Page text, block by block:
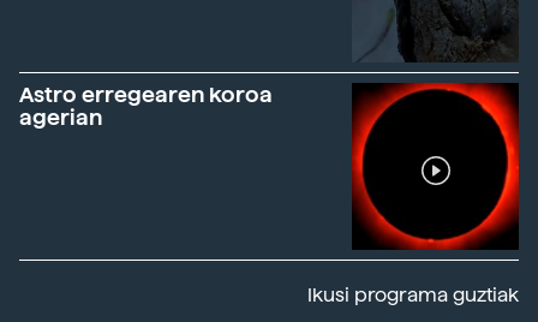
Astro erregearen koroa
agerian
Ikusi programa guztiak